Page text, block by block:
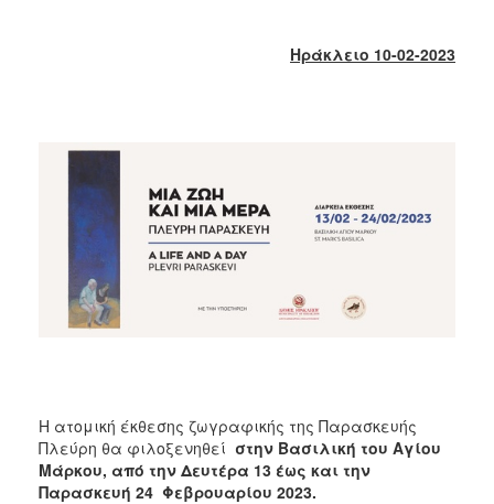
2012
2011
2010
ΗΡΑΚΛΕΙΟ
Ηράκλειο 10-02-2023
Η ατομική έκθεσης ζωγραφικής της Παρασκευής
Πλεύρη θα φιλοξενηθεί στην Βασιλική του Αγίου
Μάρκου, από την Δευτέρα 13 έως και την
Παρασκευή 24 Φεβρουαρίου 2023.